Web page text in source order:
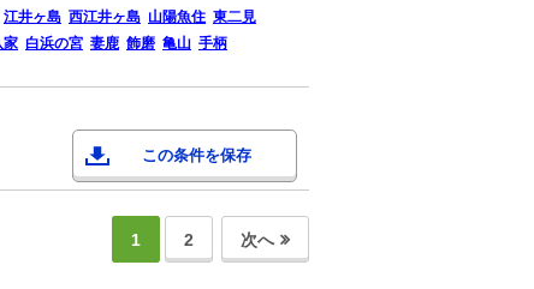
江井ヶ島 西江井ヶ島 山陽魚住 東二見
家 白浜の宮 妻鹿 飾磨 亀山 手柄
この条件を保存
1 2 次へ